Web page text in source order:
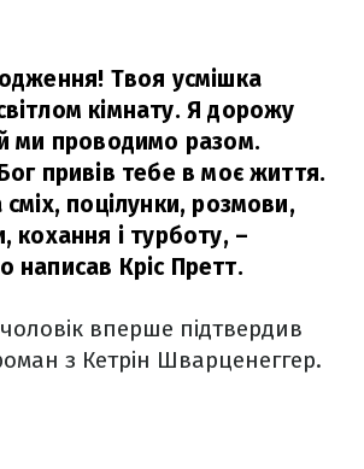
Твоя усмішка
кімнату. Я дорожу
ми проводимо разом.
привів тебе в моє життя.
поцілунки, розмови,
кохання і турботу, –
написав Кріс Претт.
вперше підтвердив
з Кетрін Шварценеггер.